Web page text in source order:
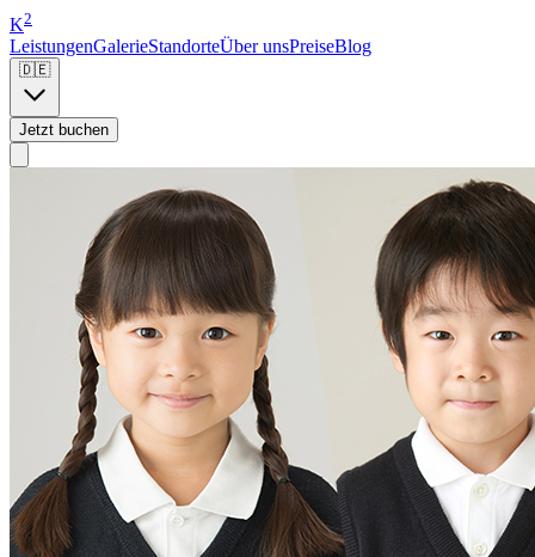
K2
LeistungenGalerieStandorteÜber unsPreiseBlog
🇩🇪
Jetzt buchen